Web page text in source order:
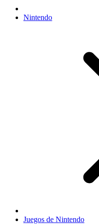
Nintendo
Juegos de Nintendo